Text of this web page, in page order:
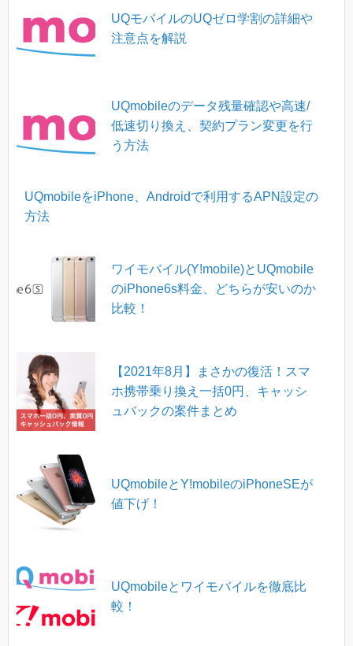
UQモバイルのUQゼロ学割の詳細や
注意点を解説
UQmobileのデータ残量確認や高速/
低速切り換え、契約プラン変更を行
う方法
UQmobileをiPhone、Androidで利用するAPN設定の
方法
ワイモバイル(Y!mobile)とUQmobile
のiPhone6s料金、どちらが安いのか
比較！
【2021年8月】まさかの復活！スマ
ホ携帯乗り換え一括0円、キャッシ
ュバックの案件まとめ
UQmobileとY!mobileのiPhoneSEが
値下げ！
UQmobileとワイモバイルを徹底比
較！